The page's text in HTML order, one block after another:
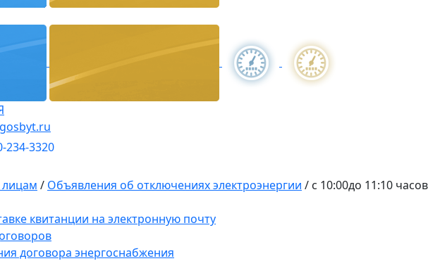
234-3320
/ Объявления об отключениях электроэнергии / с 10:00до 11:10
квитанции на электронную почту
договора энергоснабжения